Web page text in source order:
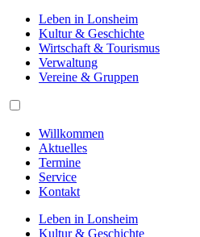
Leben in Lonsheim
Kultur & Geschichte
Wirtschaft & Tourismus
Verwaltung
Vereine & Gruppen
Willkommen
Aktuelles
Termine
Service
Kontakt
Leben in Lonsheim
Kultur & Geschichte